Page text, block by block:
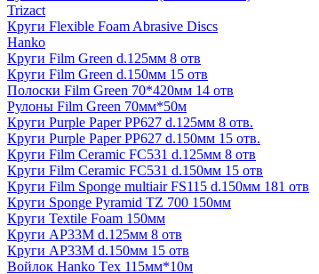
Trizact
Круги Flexible Foam Abrasive Discs
Hanko
Круги Film Green d.125мм 8 отв
Круги Film Green d.150мм 15 отв
Полоски Film Green 70*420мм 14 отв
Рулоны Film Green 70мм*50м
Круги Purple Paper PP627 d.125мм 8 отв.
Круги Purple Paper PP627 d.150мм 15 отв.
Круги Film Ceramic FC531 d.125мм 8 отв
Круги Film Ceramic FC531 d.150мм 15 отв
Круги Film Sponge multiair FS115 d.150мм 181 отв
Круги Sponge Pyramid TZ 700 150мм
Круги Textile Foam 150мм
Круги AP33M d.125мм 8 отв
Круги AP33M d.150мм 15 отв
Войлок Hanko Tех 115мм*10м